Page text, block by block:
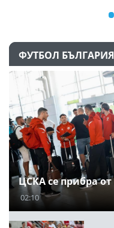
ФУТБОЛ БЪЛГАРИЯ
ЦСКА се прибра
02:10